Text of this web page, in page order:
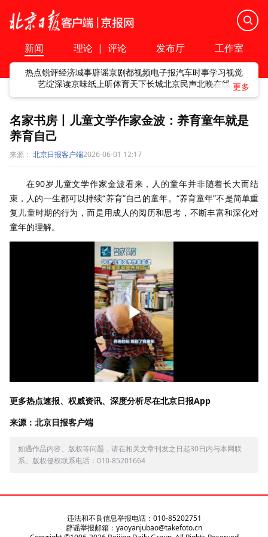
新闻 理论 | 评论 发布厅 工作室
热点锐评经济城事辟谣京剧都视频电子报汽车时事学习视觉
艺绽深读京味纸上听体育天下长城北京民声北晚在线
名家书房丨儿童文学作家金波：养育童年就是
养育自己
来源： 北京日报客户端2026-06-01 12:17
在90岁儿童文学作家金波看来，人的童年并非随着长大而结
束，人的一生都可以持续“养育”自己的童年。“养育童年”不是简单重
复儿童时期的行为，而是用成人的阅历和思考，不断丰富和深化对
童年的理解。
更多热点速报、权威资讯、深度分析尽在北京日报App
来源：北京日报客户端
如遇作品内容、版权等问题，请在相关文章刊发之日起30日内与本网联
系。版权侵权联系电话：010-85201664
违法和不良信息举报电话：010-85202751
辟谣举报邮箱：yaoyanjubao@takefoto.cn